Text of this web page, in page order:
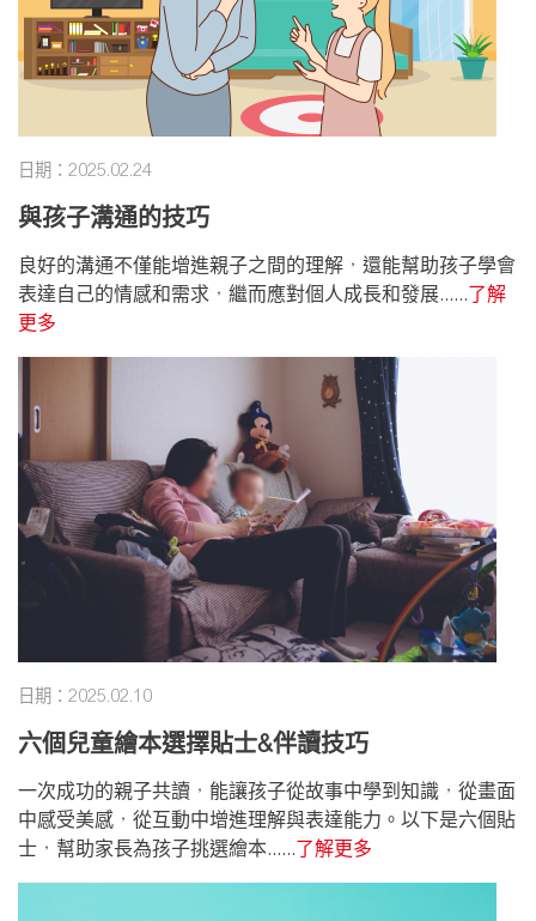
日期：2025.02.24
與孩子溝通的技巧
良好的溝通不僅能增進親子之間的理解，還能幫助孩子學會
表達自己的情感和需求，繼而應對個人成長和發展......了解
更多
日期：2025.02.10
六個兒童繪本選擇貼士&伴讀技巧
一次成功的親子共讀，能讓孩子從故事中學到知識，從畫面
中感受美感，從互動中增進理解與表達能力。以下是六個貼
士，幫助家長為孩子挑選繪本......了解更多